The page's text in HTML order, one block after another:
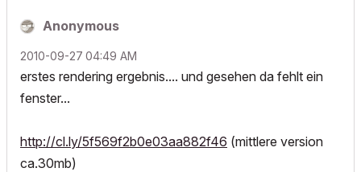
Anonymous
‎2010-09-27 04:49 AM
erstes rendering ergebnis.... und gesehen da fehlt ein
fenster...
http://cl.ly/5f569f2b0e03aa882f46 (mittlere version
ca.30mb)